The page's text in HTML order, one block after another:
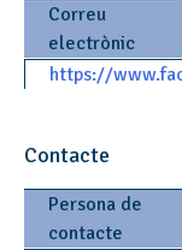
Correu
electrònic
https://
Contacte
Persona de
contacte